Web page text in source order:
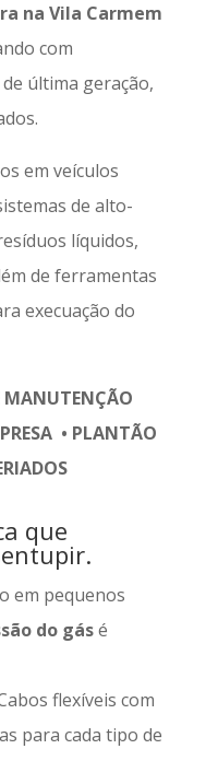
na Vila Carmem
com
última geração,
em veículos
de alto-
líquidos,
de ferramentas
execuação do
MANUTENÇÃO
• PLANTÃO
que
em pequenos
do gásé
flexíveis com
para cada tipo de